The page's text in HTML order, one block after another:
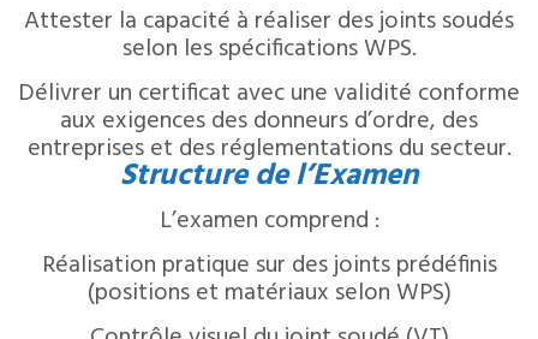
Attester la capacité à réaliser des joints soudés
selon les spécifications WPS.
Délivrer un certificat avec une validité conforme
aux exigences des donneurs d’ordre, des
entreprises et des réglementations du secteur.
Structure de l’Examen
L’examen comprend :
Réalisation pratique sur des joints prédéfinis
(positions et matériaux selon WPS)